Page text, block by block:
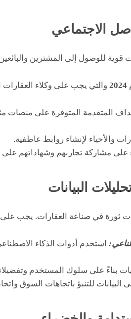
قوية للوصول إلى المشترين
2024 والتي يجب على وكلاء العقارات
المتقدمة المتوفرة على منصات
والأحياء لإنشاء روابط عاطفية.
على مشاركة تجاربهم وشهاداتهم على
ثورة في صناعة العقارات. يجب على
استخدم أدوات الذكاء
بناءً على سلوك المستخدم
البيانات للتنبؤ باتجاهات السوق